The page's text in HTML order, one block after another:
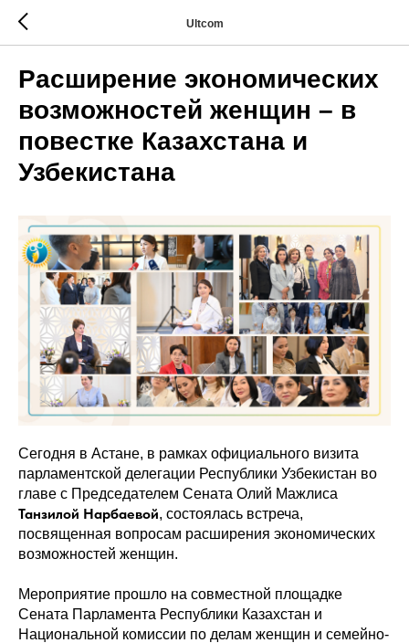
Ultcom
Расширение экономических
возможностей женщин – в
повестке Казахстана и
Узбекистана
Сегодня в Астане, в рамках официального визита
парламентской делегации Республики Узбекистан во
главе с Председателем Сената Олий Мажлиса
Танзилой Нарбаевой, состоялась встреча,
посвященная вопросам расширения экономических
возможностей женщин.
Мероприятие прошло на совместной площадке
Сената Парламента Республики Казахстан и
Национальной комиссии по делам женщин и семейно-